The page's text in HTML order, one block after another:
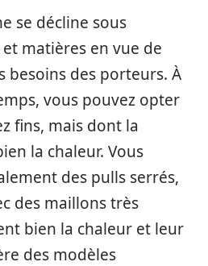
se décline sous
matières en vue de
besoins des porteurs. À
vous pouvez opter
fins, mais dont la
la chaleur. Vous
des pulls serrés,
des maillons très
bien la chaleur et leur
des modèles